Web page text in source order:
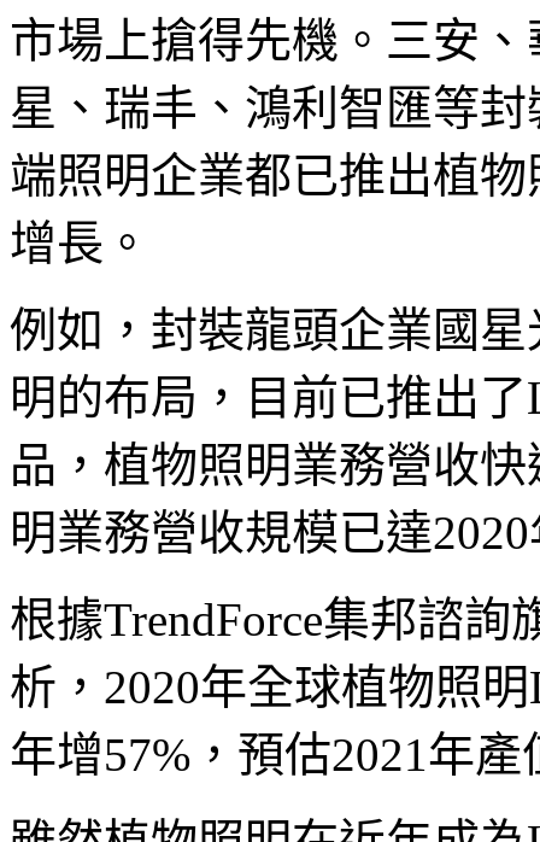
市場上搶得先機。三安
星、瑞丰、鴻利智匯等
端照明企業都已推出植
增長。
例如，封裝龍頭企業國
明的布局，目前已推出
品，植物照明業務營收
明業務營收規模已達
根據TrendForce集邦諮
析，2020年全球植物照
年增57%，預估2021年